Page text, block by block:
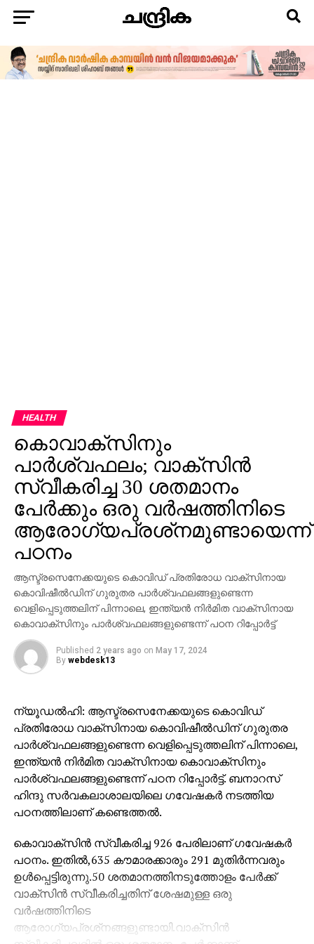
HEALTH
കൊവാക്‌സിനും
പാര്‍ശ്വഫലം; വാക്‌സിന്‍
സ്വീകരിച്ച 30 ശതമാനം
പേര്‍ക്കും ഒരു വര്‍ഷത്തിനിടെ
ആരോഗ്യപ്രശ്‌നമുണ്ടായെന്ന്
പഠനം
ആസ്ട്രസെനേക്കയുടെ കൊവിഡ് പ്രതിരോധ വാക്‌സിനായ
കൊവിഷീല്‍ഡിന് ഗുരുതര പാര്‍ശ്വഫലങ്ങളുണ്ടെന്ന
വെളിപ്പെടുത്തലിന് പിന്നാലെ, ഇന്ത്യന്‍ നിര്‍മിത വാക്‌സിനായ
കൊവാക്‌സിനും പാര്‍ശ്വഫലങ്ങളുണ്ടെന്ന് പഠന റിപ്പോര്‍ട്ട്
Published 2 years ago on May 17, 2024
By webdesk13
ന്യൂഡല്‍ഹി: ആസ്ട്രസെനേക്കയുടെ കൊവിഡ്
പ്രതിരോധ വാക്‌സിനായ കൊവിഷീല്‍ഡിന് ഗുരുതര
പാര്‍ശ്വഫലങ്ങളുണ്ടെന്ന വെളിപ്പെടുത്തലിന് പിന്നാലെ,
ഇന്ത്യന്‍ നിര്‍മിത വാക്‌സിനായ കൊവാക്‌സിനും
പാര്‍ശ്വഫലങ്ങളുണ്ടെന്ന് പഠന റിപ്പോര്‍ട്ട്. ബനാറസ്
ഹിന്ദു സര്‍വകലാശാലയിലെ ഗവേഷകര്‍ നടത്തിയ
പഠനത്തിലാണ് കണ്ടെത്തല്‍.
കൊവാക്‌സിന്‍ സ്വീകരിച്ച 926 പേരിലാണ് ഗവേഷകര്‍
പഠനം. ഇതില്‍,635 കൗമാരക്കാരും 291 മുതിര്‍ന്നവരും
ഉള്‍പ്പെട്ടിരുന്നു.50 ശതമാനത്തിനടുത്തോളം പേര്‍ക്ക്
വാക്‌സിന്‍ സ്വീകരിച്ചതിന് ശേഷമുള്ള ഒരു
വര്‍ഷത്തിനിടെ
ആരോഗ്യപ്രശ്‌നങ്ങളുണ്ടായി.വാക്‌സിന്‍